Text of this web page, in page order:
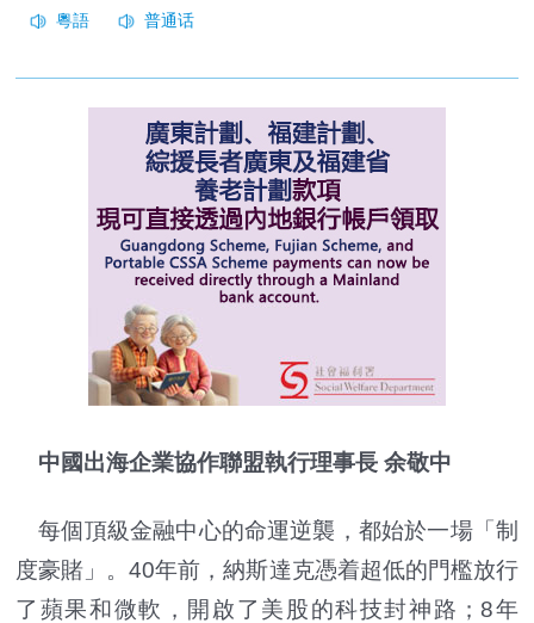
中國出海企業協作聯盟執行理事長 余敬中
每個頂級金融中心的命運逆襲，都始於一場「制
度豪賭」。40年前，納斯達克憑着超低的門檻放行
了蘋果和微軟，開啟了美股的科技封神路；8年